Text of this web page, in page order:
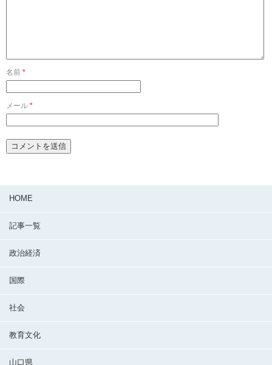
名前 *
メール *
HOME
記事一覧
政治経済
国際
社会
教育文化
山口県